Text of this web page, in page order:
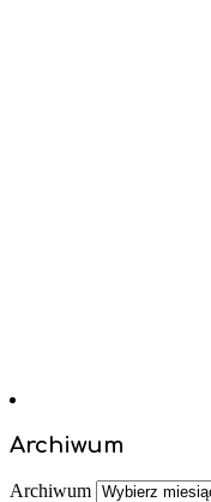
Archiwum
Archiwum